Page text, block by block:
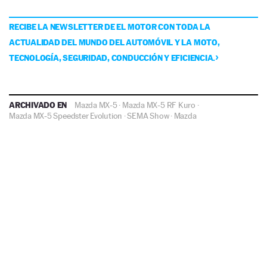
RECIBE LA NEWSLETTER DE EL MOTOR CON TODA LA
ACTUALIDAD DEL MUNDO DEL AUTOMÓVIL Y LA MOTO,
TECNOLOGÍA, SEGURIDAD, CONDUCCIÓN Y EFICIENCIA.
ARCHIVADO EN Mazda MX-5· Mazda MX-5 RF Kuro ·
Mazda MX-5 Speedster Evolution ·SEMA Show· Mazda